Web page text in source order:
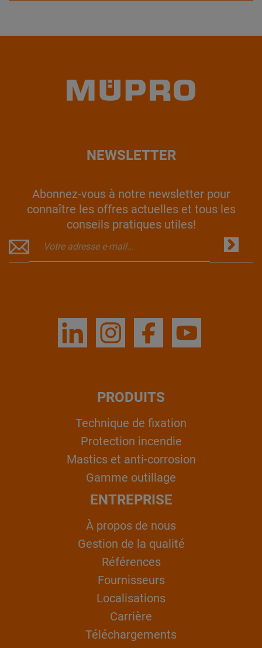
NEWSLETTER
Abonnez-vous à notre newsletter pour
connaître les offres actuelles et tous les
conseils pratiques utiles!
PRODUITS
Technique de fixation
Protection incendie
Mastics et anti-corrosion
Gamme outillage
ENTREPRISE
À propos de nous
Gestion de la qualité
Références
Fournisseurs
Localisations
Carrière
Téléchargements